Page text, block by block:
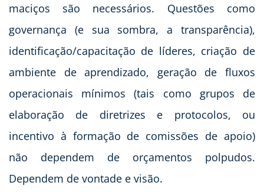
maciços são necessários. Questões como
governança (e sua sombra, a transparência),
identificação/capacitação de líderes, criação de
ambiente de aprendizado, geração de fluxos
operacionais mínimos (tais como grupos de
elaboração de diretrizes e protocolos, ou
incentivo à formação de comissões de apoio)
não dependem de orçamentos polpudos.
Dependem de vontade e visão.